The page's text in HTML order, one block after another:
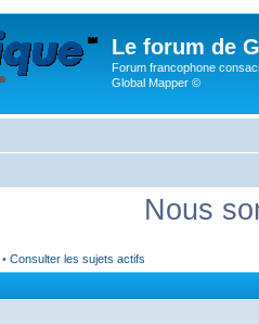
Le forum de
Forum francophone
Global Mapper ©
Nous
• Consulter les sujets actifs